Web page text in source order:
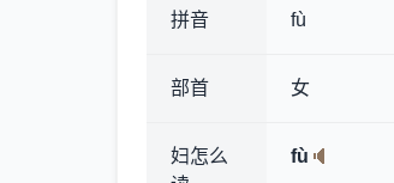
拼音 fù
部首 女
妇怎么
fù